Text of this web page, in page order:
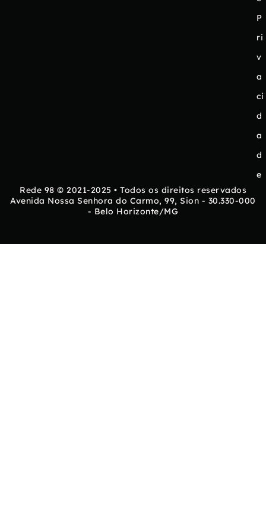
P
ri
v
a
ci
d
a
d
e
Rede 98 © 2021-2025 • Todos os direitos reservados
Avenida Nossa Senhora do Carmo, 99, Sion - 30.330-000
- Belo Horizonte/MG